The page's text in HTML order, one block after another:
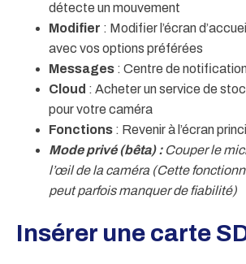
détecte un mouvement
Modifier : Modifier l’écran
avec vos options préférées
Messages : Centre de
Cloud : Acheter un service de
pour votre caméra
Fonctions : Revenir à l’écran
Mode privé (bêta) : Couper le
l’œil de la caméra (Cette
peut parfois manquer de fiabilité)
Insérer une carte